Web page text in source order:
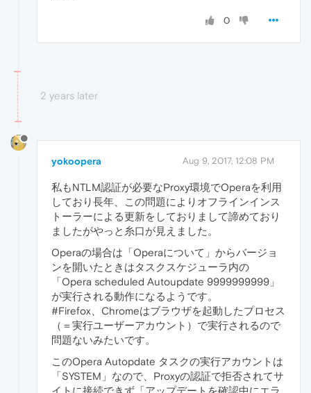
0
2 years later
yokoopera Aug 9, 2017, 12:08 PM
私もNTLM認証が必要なProxy環境でOperaを利用
しており長年、この問題によりオフラインインス
トーラーによる更新をしておりまして諦めており
ましたがやっと糸口が見えました。
Operaの場合は「Operaについて」からバージョ
ンを開いたときはタスクスケジューラ内の
「Opera scheduled Autoupdate 9999999999」
が実行される動作になるようです。
#Firefox、Chromeはブラウザを起動したプロセス
（＝実行ユーザーアカウント）で実行されるので
問題ないみたいです。
このOpera Autopdate タスクの実行アカウントは
「SYSTEM」なので、Proxyの認証で拒否されてサ